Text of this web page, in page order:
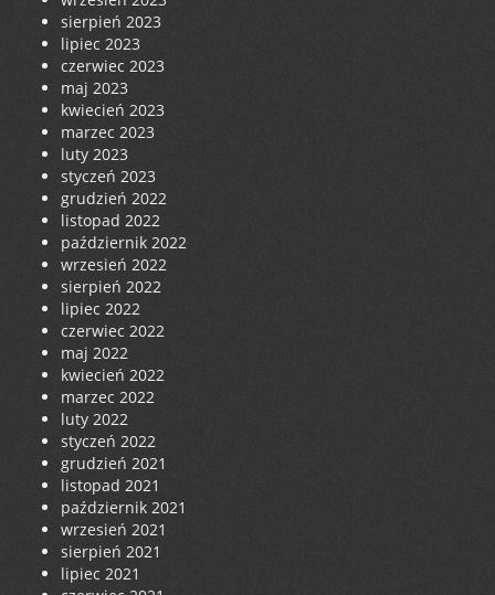
sierpień 2023
lipiec 2023
czerwiec 2023
maj 2023
kwiecień 2023
marzec 2023
luty 2023
styczeń 2023
grudzień 2022
listopad 2022
październik 2022
wrzesień 2022
sierpień 2022
lipiec 2022
czerwiec 2022
maj 2022
kwiecień 2022
marzec 2022
luty 2022
styczeń 2022
grudzień 2021
listopad 2021
październik 2021
wrzesień 2021
sierpień 2021
lipiec 2021